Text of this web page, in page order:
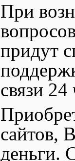
При
придут
связи 24
сайтов,
деньги.